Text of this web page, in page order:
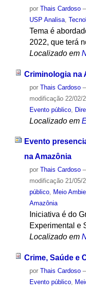
por Thais Cardoso
USP Analisa,
Tema é
2022, que terá
Localizado em
Criminologia na
por Thais Cardoso
modificação22/02/
Evento público,
Localizado em
Evento
na Amazônia
por Thais Cardoso
modificação21/05/
público, Meio
Amazônia
Iniciativa é do
Experimental e
Localizado em
Crime, Saúde e
por Thais Cardoso
Evento público,